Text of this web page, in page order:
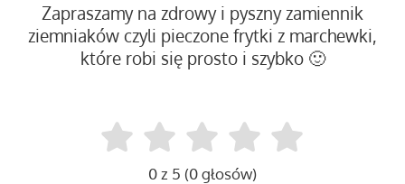
Zapraszamy na zdrowy i pyszny zamiennik
ziemniaków czyli pieczone frytki z marchewki,
które robi się prosto i szybko 🙂
0 z 5 (0 głosów)